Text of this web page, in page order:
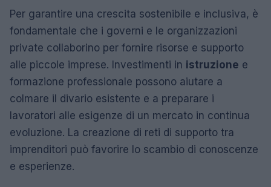
Per garantire una crescita sostenibile e inclusiva, è
fondamentale che i governi e le organizzazioni
private collaborino per fornire risorse e supporto
alle piccole imprese. Investimenti in istruzione e
formazione professionale possono aiutare a
colmare il divario esistente e a preparare i
lavoratori alle esigenze di un mercato in continua
evoluzione. La creazione di reti di supporto tra
imprenditori può favorire lo scambio di conoscenze
e esperienze.